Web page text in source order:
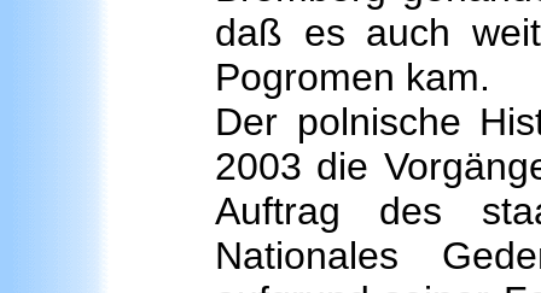
daß es auch
Pogromen kam.
Der polnische
2003 die
Auftrag des
Nationales